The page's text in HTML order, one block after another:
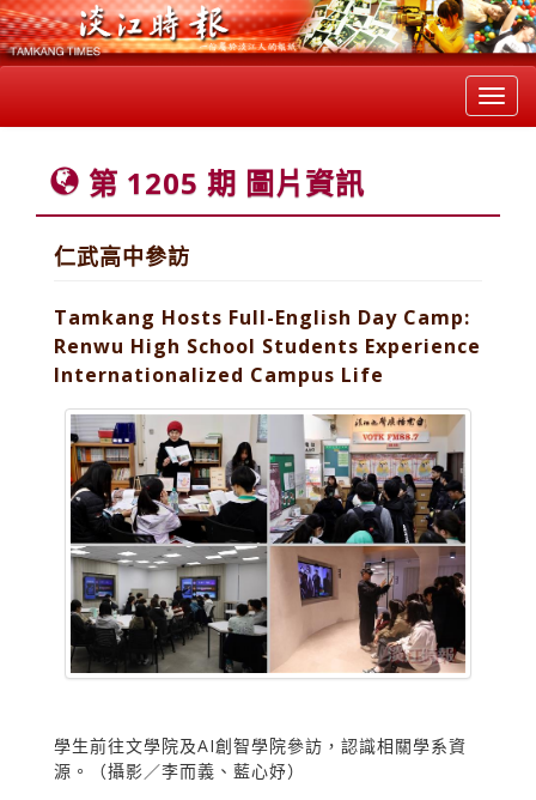
第 1205 期 圖片資訊
仁武高中參訪
Tamkang Hosts Full-English Day Camp:
Renwu High School Students Experience
Internationalized Campus Life
學生前往文學院及AI創智學院參訪，認識相關學系資
源。（攝影／李而義、藍心妤）